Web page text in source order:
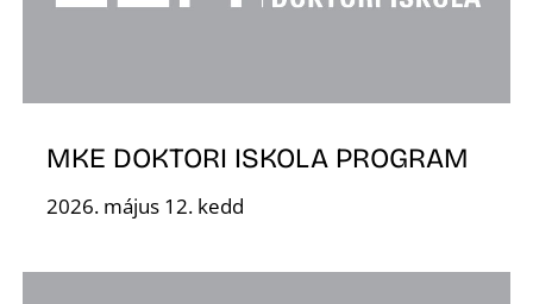
MKE DOKTORI ISKOLA PROGRAM
2026. május 12. kedd